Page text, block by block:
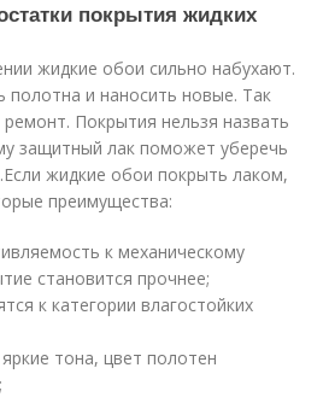
покрытия жидких
жидкие обои сильно набухают.
полотна и наносить новые. Так
Покрытия нельзя назвать
защитный лак поможет уберечь
жидкие обои покрыть лаком,
преимущества:
к механическому
становится прочнее;
к категории влагостойких
тона, цвет полотен